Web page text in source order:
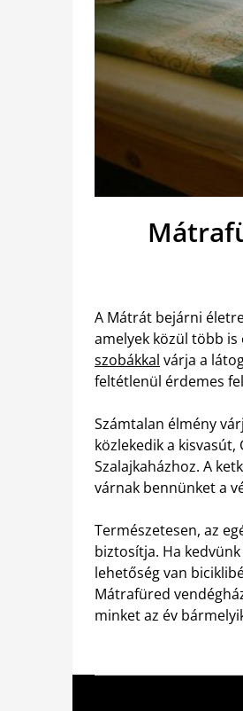
A Mátrát bejárni
amelyek közül több
szobákkal várja a
feltétlenül érdemes
Számtalan élmény
közlekedik a
Szalajkaházhoz. A
várnak bennünket a
Természetesen, az
biztosítja. Ha
lehetőség van
Mátrafüred
minket az év